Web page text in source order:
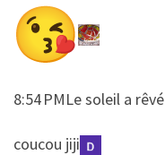
8:54 PMLe soleil a rêvé
​​coucou jiji